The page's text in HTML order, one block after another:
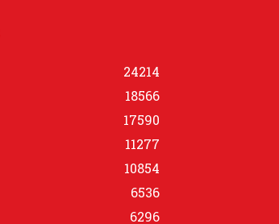
24214
18566
17590
11277
10854
6536
6296